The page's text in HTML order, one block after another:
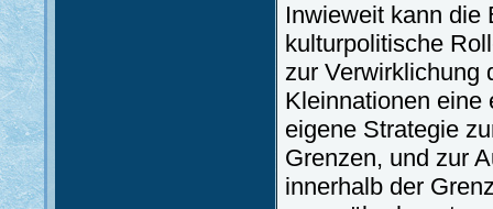
Inwieweit kann die
kulturpolitische
zur Verwirklichung
Kleinnationen eine
eigene Strategie
Grenzen, und zur
innerhalb der